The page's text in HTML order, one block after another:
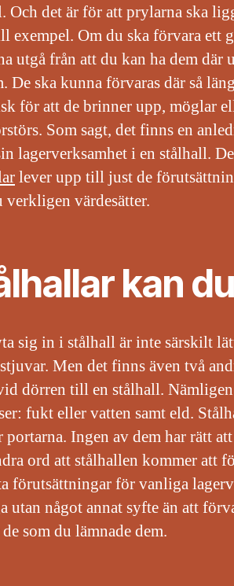
Och det är för att prylarna ska
exempel. Om du ska förvara ett
utgå från att du kan ha dem där
De ska kunna förvaras där så
för att de brinner upp, möglar
Som sagt, det finns en
lagerverksamhet i en stålhall.
lever upp till just de
verkligen värdesätter.
kan
sig in i stålhall är inte särskilt
Men det finns även två
dörren till en stålhall.
fukt eller vatten samt eld.
portarna. Ingen av dem har rätt
ord att stålhallen kommer att
förutsättningar för vanliga
utan något annat syfte än att
som du lämnade dem.